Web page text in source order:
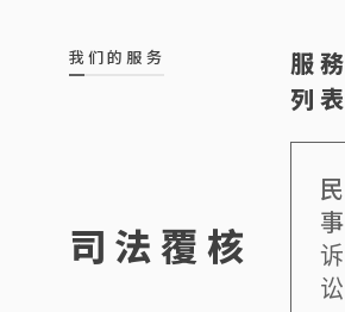
我们的服务
司法覆核
服務
列表
民
事
诉
讼